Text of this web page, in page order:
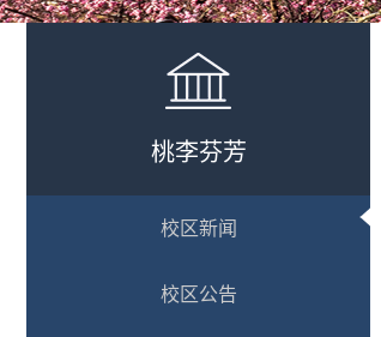
桃李芬芳
校区新闻
校区公告